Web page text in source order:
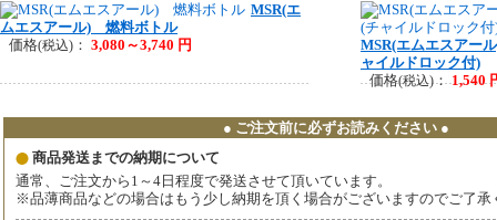
MSR(エ
ムエスアール) 燃料ボトル
価格(税込) ： 3,080～3,740 円
MSR(エムエスアー
ャイルドロック付)
価格(税込)：1,540
● ご注文前に必ずお読みください ●
商品発送までの納期について
通常、ご注文から1～4日程度で発送させて頂いています。
※品薄商品などの場合はもう少し納期を頂く場合がございますのでご了承